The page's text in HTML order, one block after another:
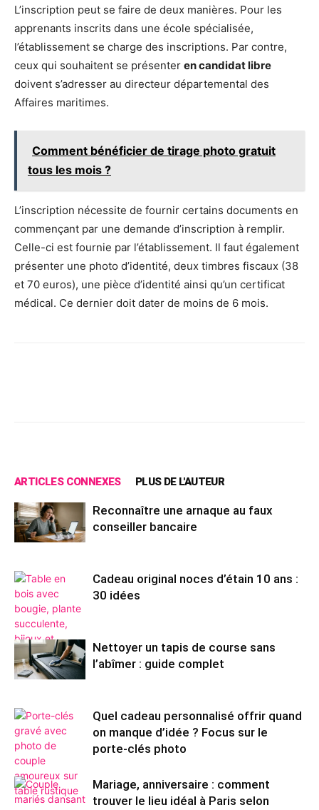
L’inscription peut se faire de deux manières. Pour les
apprenants inscrits dans une école spécialisée,
l’établissement se charge des inscriptions. Par contre,
ceux qui souhaitent se présenter en candidat libre
doivent s’adresser au directeur départemental des
Affaires maritimes.
Comment bénéficier de tirage photo gratuit
tous les mois ?
L’inscription nécessite de fournir certains documents en
commençant par une demande d’inscription à remplir.
Celle-ci est fournie par l’établissement. Il faut également
présenter une photo d’identité, deux timbres fiscaux (38
et 70 euros), une pièce d’identité ainsi qu’un certificat
médical. Ce dernier doit dater de moins de 6 mois.
ARTICLES CONNEXES PLUS DE L'AUTEUR
Reconnaître une arnaque au faux
conseiller bancaire
Cadeau original noces d’étain 10 ans :
30 idées
Nettoyer un tapis de course sans
l’abîmer : guide complet
Quel cadeau personnalisé offrir quand
on manque d’idée ? Focus sur le
porte-clés photo
Mariage, anniversaire : comment
trouver le lieu idéal à Paris selon